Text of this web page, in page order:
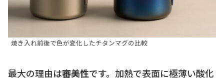
焼き入れ前後で色が変化したチタンマグの比較
最大の理由は審美性です。加熱で表面に極薄い酸化